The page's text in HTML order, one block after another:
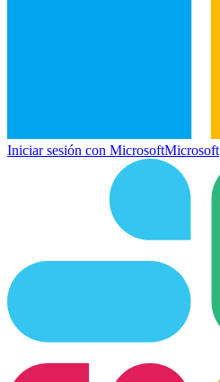
Iniciar sesión con MicrosoftMicrosoft